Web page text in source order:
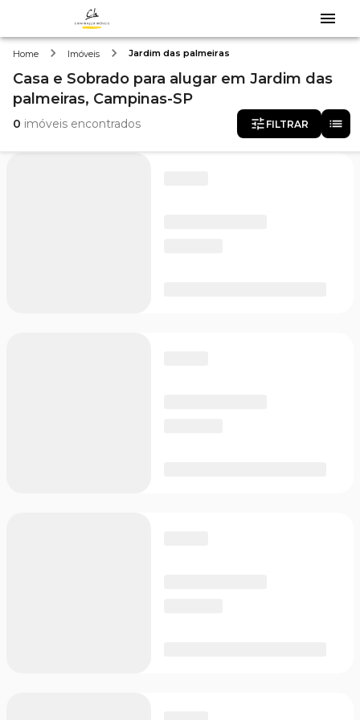
Home Imóveis Jardim das palmeiras
Casa e Sobrado para alugar em Jardim das
palmeiras, Campinas-SP
0 imóveis encontrados FILTRAR